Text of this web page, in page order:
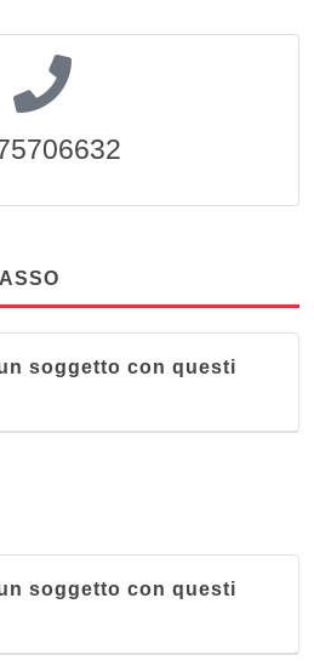
soggetto con questi
soggetto con questi